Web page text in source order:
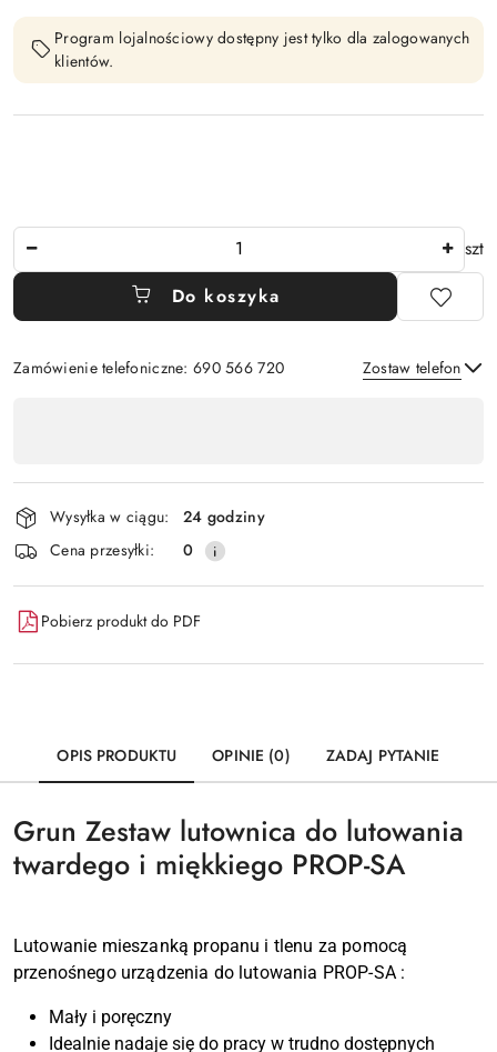
Program lojalnościowy dostępny jest tylko dla zalogowanych
klientów.
szt
Do koszyka
Zamówienie telefoniczne: 690 566 720 Zostaw telefon
płatność
i
dostawa
Wysyłka w ciągu:
24 godziny
Cena przesyłki:
0
Pobierz produkt do PDF
OPIS PRODUKTU OPINIE (0) ZADAJ PYTANIE
Grun Zestaw lutownica do lutowania
twardego i miękkiego PROP-SA
Lutowanie mieszanką propanu i tlenu za pomocą
przenośnego urządzenia do lutowania PROP-SA :
Mały i poręczny
Idealnie nadaje się do pracy w trudno dostępnych